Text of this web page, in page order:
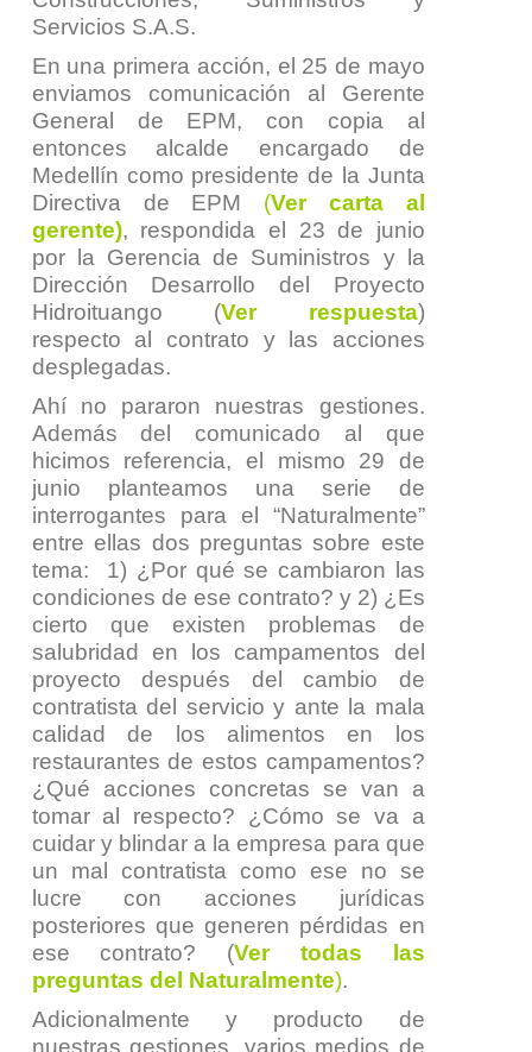
Servicios S.A.S.
En una primera acción, el 25 de mayo
enviamos comunicación al Gerente
General de EPM, con copia al
entonces alcalde encargado de
Medellín como presidente de la Junta
Directiva de EPM (Ver carta al
gerente), respondida el 23 de junio
por la Gerencia de Suministros y la
Dirección Desarrollo del Proyecto
Hidroituango (Ver respuesta)
respecto al contrato y las acciones
desplegadas.
Ahí no pararon nuestras gestiones.
Además del comunicado al que
hicimos referencia, el mismo 29 de
junio planteamos una serie de
interrogantes para el “Naturalmente”
entre ellas dos preguntas sobre este
tema: 1) ¿Por qué se cambiaron las
condiciones de ese contrato? y 2) ¿Es
cierto que existen problemas de
salubridad en los campamentos del
proyecto después del cambio de
contratista del servicio y ante la mala
calidad de los alimentos en los
restaurantes de estos campamentos?
¿Qué acciones concretas se van a
tomar al respecto? ¿Cómo se va a
cuidar y blindar a la empresa para que
un mal contratista como ese no se
lucre con acciones jurídicas
posteriores que generen pérdidas en
ese contrato? (Ver todas las
preguntas del Naturalmente).
Adicionalmente y producto de